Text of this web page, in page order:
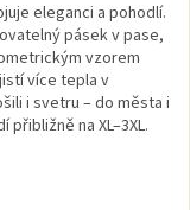
eleganci a pohodlí.
pásek v pase,
vzorem
více tepla v
i svetru – do města i
na XL–3XL.